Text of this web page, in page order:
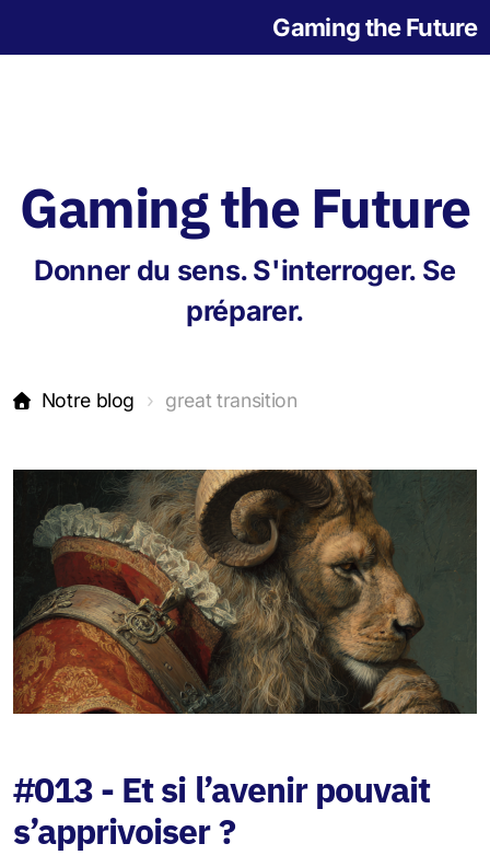
Gaming the Future
Gaming the Future
Donner du sens. S'interroger. Se
préparer.
Notre blog great transition
#013 - Et si l’avenir pouvait
s’apprivoiser ?
L'origine des jeux
Jeu de la Polycrise